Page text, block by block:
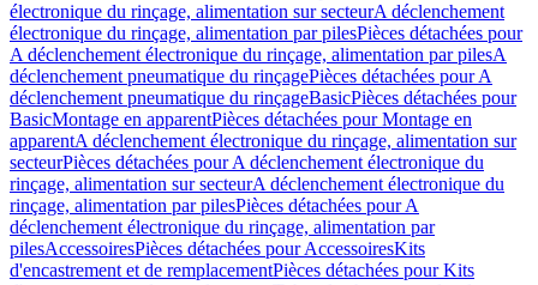
électronique du rinçage, alimentation sur secteurA déclenchement
électronique du rinçage, alimentation par pilesPièces détachées pour
A déclenchement électronique du rinçage, alimentation par pilesA
déclenchement pneumatique du rinçagePièces détachées pour A
déclenchement pneumatique du rinçageBasicPièces détachées pour
BasicMontage en apparentPièces détachées pour Montage en
apparentA déclenchement électronique du rinçage, alimentation sur
secteurPièces détachées pour A déclenchement électronique du
rinçage, alimentation sur secteurA déclenchement électronique du
rinçage, alimentation par pilesPièces détachées pour A
déclenchement électronique du rinçage, alimentation par
pilesAccessoiresPièces détachées pour AccessoiresKits
d'encastrement et de remplacementPièces détachées pour Kits